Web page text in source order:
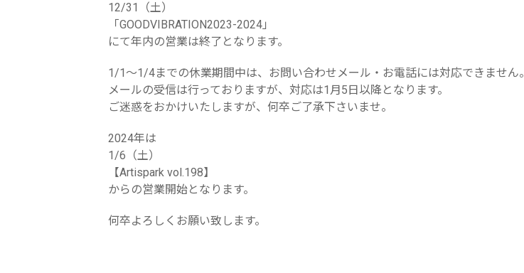
12/31（土）
「GOODVIBRATION2023-2024」
にて年内の営業は終了となります。
1/1〜1/4までの休業期間中は、お問い合わせメール・お電話には対応できません。
メールの受信は行っておりますが、対応は1月5日以降となります。
ご迷惑をおかけいたしますが、何卒ご了承下さいませ。
2024年は
1/6（土）
【Artispark vol.198】
からの営業開始となります。
何卒よろしくお願い致します。